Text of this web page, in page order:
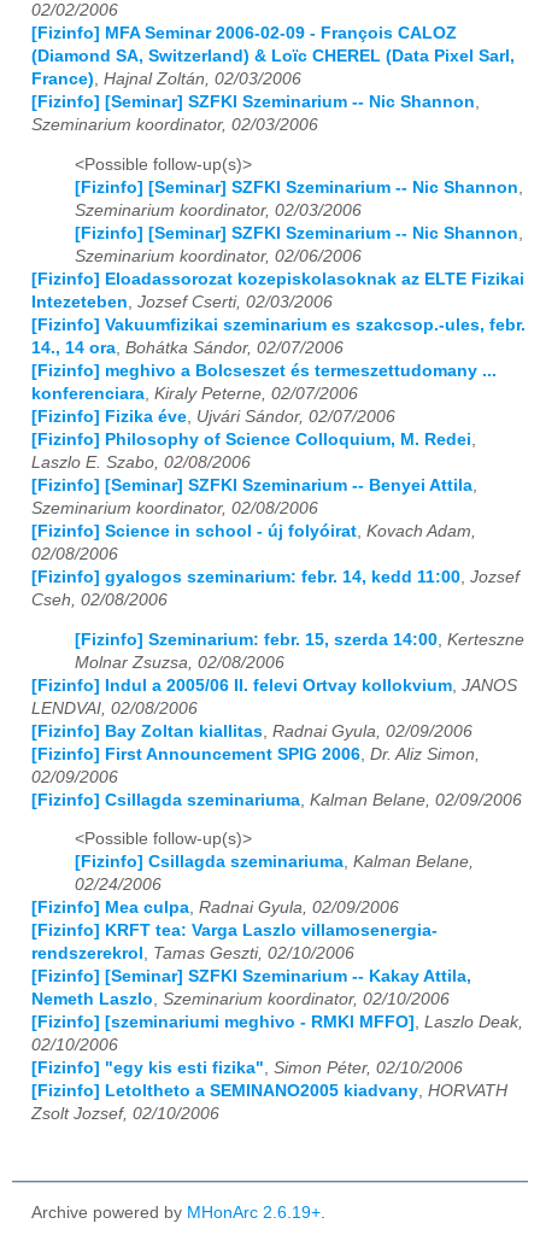
2014 01 02
2015 01 02 03 04 05 06 07 08 09 10 11 12
2016 01 02 03 04 05 06 07 08 09 10 11 12
01 02 03 04 05 06 07
01 02 03 04 05 06 07 08 09 10
01 02 03 04 05 06 07 08 09 10
2020 01 02 03 04 05 06 07 08 09
2021 01 02 03 04 05 06 07 08 09 10
2022 01 02 03 04 05 06 07 08 09 10
2023 01 02 03 04 05 06 07 10
2024 01 02 03 06 07 08 09 12
2025 01 02
2026 01 02 03 04
02/02/2006
[Fizinfo] MFA Seminar 2006-02-09 - François CALOZ
(Diamond SA, Switzerland) & Loïc CHEREL (Data Pixel Sarl,
France), Hajnal Zoltán, 02/03/2006
[Fizinfo] [Seminar] SZFKI Szeminarium -- Nic Shannon,
Szeminarium koordinator, 02/03/2006
<Possible follow-up(s)>
[Fizinfo] [Seminar] SZFKI Szeminarium -- Nic Shannon,
Szeminarium koordinator, 02/03/2006
[Fizinfo] [Seminar] SZFKI Szeminarium -- Nic Shannon,
Szeminarium koordinator, 02/06/2006
[Fizinfo] Eloadassorozat kozepiskolasoknak az ELTE Fizikai
Intezeteben, Jozsef Cserti, 02/03/2006
[Fizinfo] Vakuumfizikai szeminarium es szakcsop.-ules, febr.
14., 14 ora, Bohátka Sándor, 02/07/2006
[Fizinfo] meghivo a Bolcseszet és termeszettudomany ...
konferenciara, Kiraly Peterne, 02/07/2006
[Fizinfo] Fizika éve, Ujvári Sándor, 02/07/2006
[Fizinfo] Philosophy of Science Colloquium, M. Redei,
Laszlo E. Szabo, 02/08/2006
[Fizinfo] [Seminar] SZFKI Szeminarium -- Benyei Attila,
Szeminarium koordinator, 02/08/2006
[Fizinfo] Science in school - új folyóirat, Kovach Adam,
02/08/2006
[Fizinfo] gyalogos szeminarium: febr. 14, kedd 11:00, Jozsef
Cseh, 02/08/2006
[Fizinfo] Szeminarium: febr. 15, szerda 14:00 Kerteszne
Molnar Zsuzsa, 02/08/2006
[Fizinfo] Indul a 2005/06 II. felevi Ortvay kollokvium JANOS
LENDVAI, 02/08/2006
[Fizinfo] Bay Zoltan kiallitas Radnai Gyula, 02/09/2006
[Fizinfo] First Announcement SPIG 2006 Dr. Aliz Simon,
02/09/2006
[Fizinfo] Csillagda szeminariuma Kalman Belane, 02/09/2006
<Possible follow-up(s)>
[Fizinfo] Csillagda szeminariuma, Kalman Belane,
02/24/2006
[Fizinfo] Mea culpa, Radnai Gyula, 02/09/2006
[Fizinfo] KRFT tea: Varga Laszlo villamosenergia-
rendszerekrol , Tamas Geszti, 02/10/2006
[Fizinfo] [Seminar] SZFKI Szeminarium -- Kakay Attila,
Nemeth Laszlo, Szeminarium koordinator, 02/10/2006
[Fizinfo] [szeminariumi meghivo - RMKI MFFO] , Laszlo Deak,
02/10/2006
[Fizinfo] "egy kis esti fizika", Simon Péter, 02/10/2006
[Fizinfo] Letoltheto a SEMINANO2005 kiadvany, HORVATH
Zsolt Jozsef, 02/10/2006
Archive powered by MHonArc 2.6.19+.